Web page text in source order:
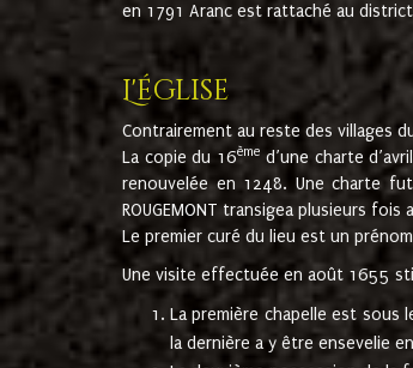
en 1791 Aranc est rattaché au
L'église
Contrairement au reste des villages
La copie du 16ème d’une charte
renouvelée en 1248. Une charte
ROUGEMONT transigea plusieurs
Le premier curé du lieu est un
Une visite effectuée en août 1655
La première chapelle est sous
la dernière a y être ensevelie